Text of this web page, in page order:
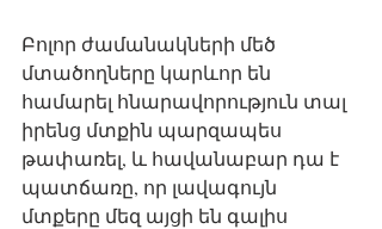
Բոլոր ժամանակների մեծ
մտածողները կարևոր են
համարել հնարավորություն տալ
իրենց մտքին պարզապես
թափառել, և հավանաբար դա է
պատճառը, որ լավագույն
մտքերը մեզ այցի են գալիս